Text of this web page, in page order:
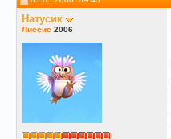
Натусик
Лиссис 2006